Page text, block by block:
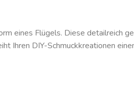
eines Flügels. Diese detailreich
DIY-Schmuckkreationen